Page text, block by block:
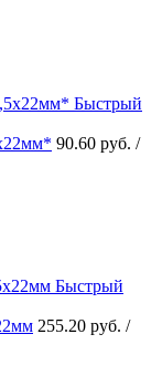
Быстрый
90.60 руб. /
Быстрый
255.20 руб. /